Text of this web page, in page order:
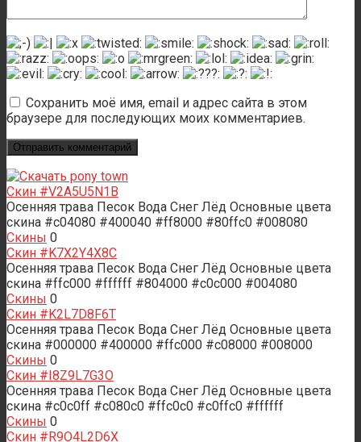
Сохранить моё имя, email и адрес сайта в этом
браузере для последующих моих комментариев.
Скин #V2A5U5N1B
Осенняя трава Песок Вода Снег Лёд Основные цвета
скина #c04080 #400040 #ff8000 #80ffc0 #008080
Скины 0
Скин #K7X2Y4X8C
Осенняя трава Песок Вода Снег Лёд Основные цвета
скина #ffc000 #ffffff #804000 #c0c000 #004080
Скины 0
Скин #K2L7D8F6T
Осенняя трава Песок Вода Снег Лёд Основные цвета
скина #000000 #400000 #ffc000 #c08000 #008000
Скины 0
Скин #I8Z9L7G3O
Осенняя трава Песок Вода Снег Лёд Основные цвета
скина #c0c0ff #c080c0 #ffc0c0 #c0ffc0 #ffffff
Скины 0
Скин #R9O4L2D6X